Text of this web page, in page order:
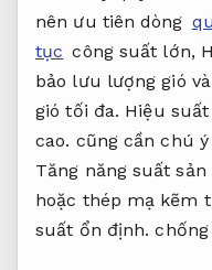
nên ưu tiên dòng
tục công suất lớn,
bảo lưu lượng gió
gió tối đa. Hiệu
cao. cũng cần chú
Tăng năng suất sản
hoặc thép mạ kẽm
suất ổn định.